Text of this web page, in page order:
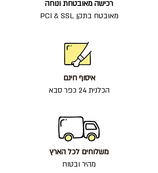
רכישה מאובטחת ונוחה
מאובטח בתקן PCI & SSL
איסוף חינם
הכלנית 24 כפר סבא
משלוחים לכל הארץ
מהיר ובטוח